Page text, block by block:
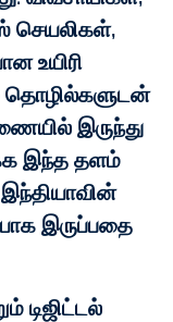
செயலிகள்,
உயிரி
தொழில்களுடன்
இருந்து
இந்த தளம்
இருப்பதை
டிஜிட்டல்